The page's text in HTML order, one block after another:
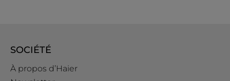
SOCIÉTÉ
À propos d’Haier